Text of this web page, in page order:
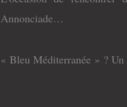
Annonciade…
« Bleu Méditerranée » ?